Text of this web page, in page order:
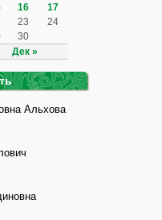
Дек »
16
17
23
24
30
Альхова